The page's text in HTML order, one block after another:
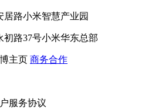
路小米智慧产业园
路37号小米华东总部
主页 商务合作
服务协议